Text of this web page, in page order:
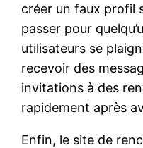
créer un faux profil
passer pour
utilisateurs se
recevoir des
invitations à des
rapidement après
Enfin, le site de